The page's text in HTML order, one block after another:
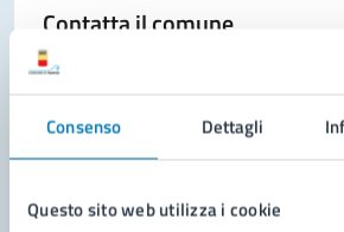
Consenso Dettagli
Questo sito web utilizza i cookie
Contatta il comune
Richiedi assistenza